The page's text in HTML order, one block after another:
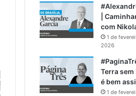
|
com
1 de
2026
Terra sem
é bem
1 de